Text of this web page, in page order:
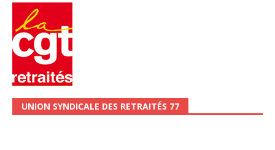
UNION SYNDICALE DES RETRAITÉS 77